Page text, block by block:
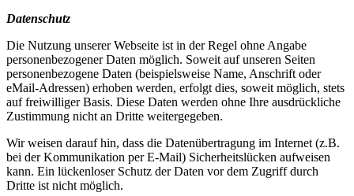
Datenschutz
Die Nutzung unserer Webseite ist in der Regel ohne Angabe
personenbezogener Daten möglich. Soweit auf unseren Seiten
personenbezogene Daten (beispielsweise Name, Anschrift oder
eMail-Adressen) erhoben werden, erfolgt dies, soweit möglich, stets
auf freiwilliger Basis. Diese Daten werden ohne Ihre ausdrückliche
Zustimmung nicht an Dritte weitergegeben.
Wir weisen darauf hin, dass die Datenübertragung im Internet (z.B.
bei der Kommunikation per E-Mail) Sicherheitslücken aufweisen
kann. Ein lückenloser Schutz der Daten vor dem Zugriff durch
Dritte ist nicht möglich.